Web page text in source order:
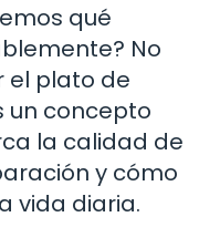
qué
No
el plato de
un concepto
la calidad de
y cómo
vida diaria.